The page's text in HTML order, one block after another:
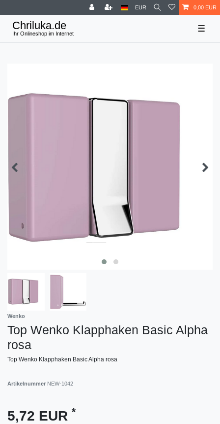
EUR 0,00 EUR
☰
Wenko
Top Wenko Klapphaken Basic Alpha
rosa
Top Wenko Klapphaken Basic Alpha rosa
Artikelnummer NEW-1042
5,72 EUR *